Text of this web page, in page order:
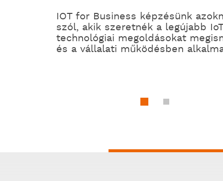
IOT for Business képzésünk
szól, akik szeretnék a legújabb IoT
technológiai megoldásokat
és a vállalati működésben